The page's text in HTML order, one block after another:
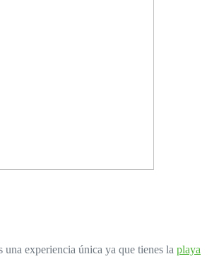
experiencia única ya que tienes la playa